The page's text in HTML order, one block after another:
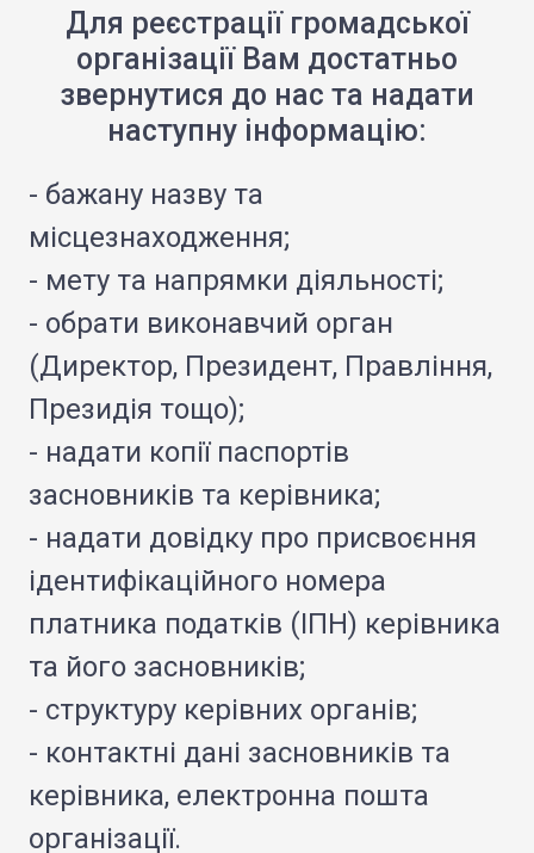
Для реєстрації громадської
організації Вам достатньо
звернутися до нас та надати
наступну інформацію:
- бажану назву та
місцезнаходження;
- мету та напрямки діяльності;
- обрати виконавчий орган
(Директор, Президент, Правління,
Президія тощо);
- надати копії паспортів
засновників та керівника;
- надати довідку про присвоєння
ідентифікаційного номера
платника податків (ІПН) керівника
та його засновників;
- структуру керівних органів;
- контактні дані засновників та
керівника, електронна пошта
організації.